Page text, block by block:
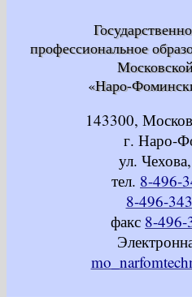
профессиональное
«Наро-
143300,
г. Наро-
ул.
тел. 8-496-
8-496-
факс 8-496-